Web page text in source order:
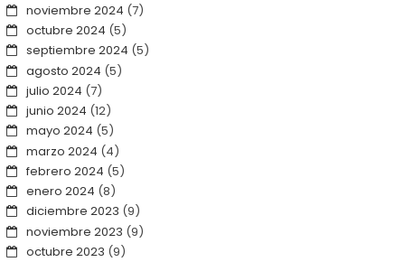
noviembre 2024 (7)
octubre 2024 (5)
septiembre 2024 (5)
agosto 2024 (5)
julio 2024 (7)
junio 2024 (12)
mayo 2024 (5)
marzo 2024 (4)
febrero 2024 (5)
enero 2024 (8)
diciembre 2023 (9)
noviembre 2023 (9)
octubre 2023 (9)